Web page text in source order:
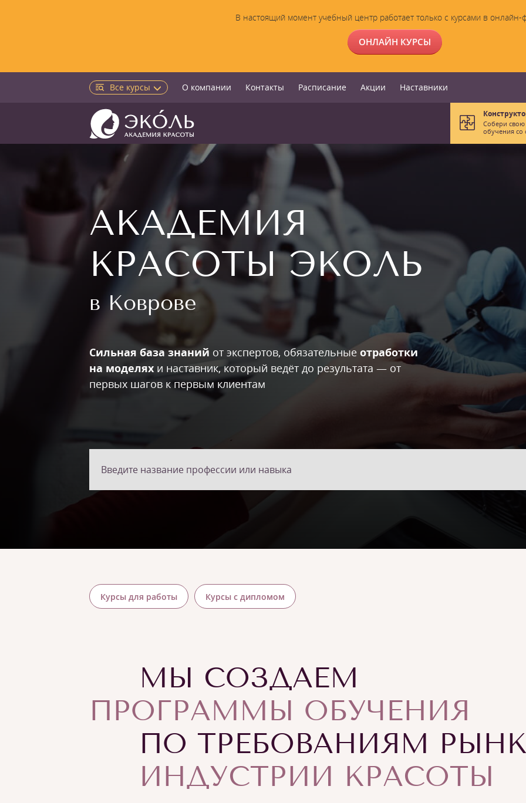
В настоящий момент учебный центр работает только с курсами в онлайн-
ОНЛАЙН КУРСЫ
Все курсы О компании Контакты Расписание Акции Наставники
Собери
обучения со
АКАДЕМИЯ
КРАСОТЫ ЭКОЛЬ
в Коврове
Сильная база знаний от экспертов, обязательные отработки
на моделях и наставник, который ведёт до результата — от
первых шагов к первым клиентам
Курсы для работы Курсы с дипломом
МЫ СОЗДАЕМ
ПРОГРАММЫ ОБУЧЕНИЯ
ПО ТРЕБОВАНИЯМ
ИНДУСТРИИ КРАСОТЫ